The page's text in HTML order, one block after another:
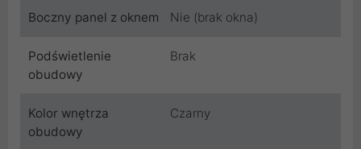
Boczny panel z oknem Nie (brak okna)
Podświetlenie
obudowy
Brak
Kolor wnętrza
obudowy
Czarny